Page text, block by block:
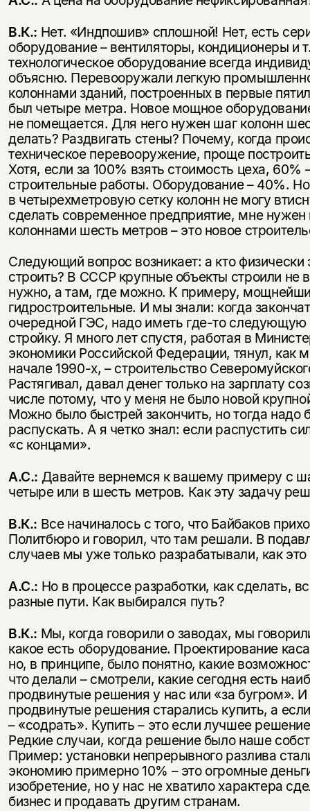
В.К.: Нет. «Индпошив» сплошной! Нет, есть
оборудование – вентиляторы, кондиционеры и
технологическое оборудование всегда
объясню. Перевооружали легкую
колоннами зданий, построенных в первые
был четыре метра. Новое мощное
не помещается. Для него нужен шаг колонн
делать? Раздвигать стены? Почему, когда
техническое перевооружение, проще
Хотя, если за 100% взять стоимость цеха, 60%
строительные работы. Оборудование – 40%.
в четырехметровую сетку колонн не могу
сделать современное предприятие, мне
колоннами шесть метров – это новое
Следующий вопрос возникает: а кто физически
строить? В СССР крупные объекты строили не
нужно, а там, где можно. К примеру,
гидростроительные. И мы знали: когда
очередной ГЭС, надо иметь где-то
стройку. Я много лет спустя, работая в
экономики Российской Федерации, тянул, как
начале 1990-х, – строительство
Растягивал, давал денег только на зарплату
числе потому, что у меня не было новой
Можно было быстрей закончить, но тогда надо
распускать. А я четко знал: если распустить
«с концами».
А.С.: Давайте вернемся к вашему примеру с
четыре или в шесть метров. Как эту задачу
В.К.: Все начиналось с того, что Байбаков
Политбюро и говорил, что там решали. В
случаев мы уже только разрабатывали, как это
А.С.: Но в процессе разработки, как сделать,
разные пути. Как выбирался путь?
В.К.: Мы, когда говорили о заводах, мы
какое есть оборудование. Проектирование
но, в принципе, было понятно, какие
что делали – смотрели, какие сегодня есть
продвинутые решения у нас или «за бугром».
продвинутые решения старались купить, а
– «содрать». Купить – это если лучшее
Редкие случаи, когда решение было наше
Пример: установки непрерывного разлива
экономию примерно 10% – это огромные
изобретение, но у нас не хватило характера
бизнес и продавать другим странам.